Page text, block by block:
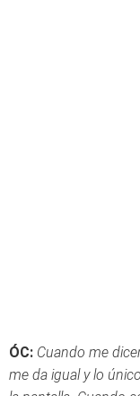
ÓC: Cuando me
me da igual y lo